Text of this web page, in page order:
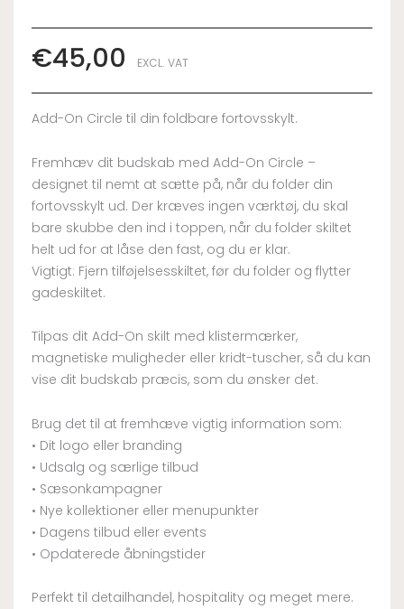
€45,00 EXCL. VAT
Add-On Circle til din foldbare fortovsskylt.
Fremhæv dit budskab med Add-On Circle –
designet til nemt at sætte på, når du folder din
fortovsskylt ud. Der kræves ingen værktøj, du skal
bare skubbe den ind i toppen, når du folder skiltet
helt ud for at låse den fast, og du er klar.
Vigtigt: Fjern tilføjelsesskiltet, før du folder og flytter
gadeskiltet.
Tilpas dit Add-On skilt med klistermærker,
magnetiske muligheder eller kridt-tuscher, så du kan
vise dit budskab præcis, som du ønsker det.
Brug det til at fremhæve vigtig information som:
• Dit logo eller branding
• Udsalg og særlige tilbud
• Sæsonkampagner
• Nye kollektioner eller menupunkter
• Dagens tilbud eller events
• Opdaterede åbningstider
Perfekt til detailhandel, hospitality og meget mere.